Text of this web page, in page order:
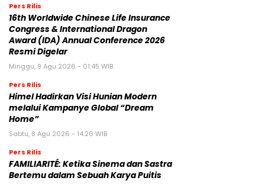
Pers Rilis
16th Worldwide Chinese Life Insurance
Congress & International Dragon
Award (IDA) Annual Conference 2026
Resmi Digelar
Minggu, 9 Agu 2026 - 01:45 WIB
Pers Rilis
Himel Hadirkan Visi Hunian Modern
melalui Kampanye Global “Dream
Home”
Sabtu, 8 Agu 2026 - 14:26 WIB
Pers Rilis
FAMILIARITÉ: Ketika Sinema dan Sastra
Bertemu dalam Sebuah Karya Puitis